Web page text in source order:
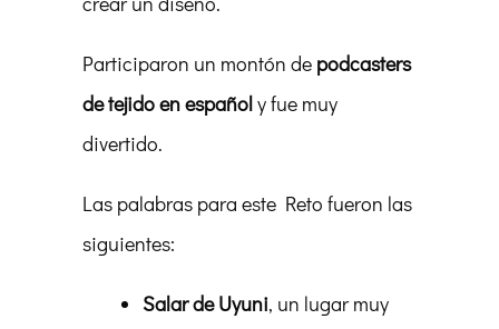
Participaron un montón de podcasters
de tejido en españoly fue muy
divertido.
Las palabras para este Reto fueron las
siguientes:
Salar de Uyuni, un lugar muy